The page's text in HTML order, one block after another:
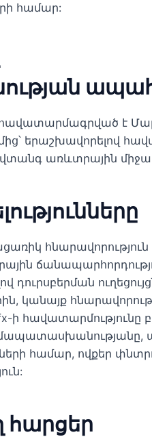
համար:
հավատարմագրված է
երաշխավորելով
առևտրային
հնարավորություն
կանայք
ի հավատարմությունը
համար, ովքեր